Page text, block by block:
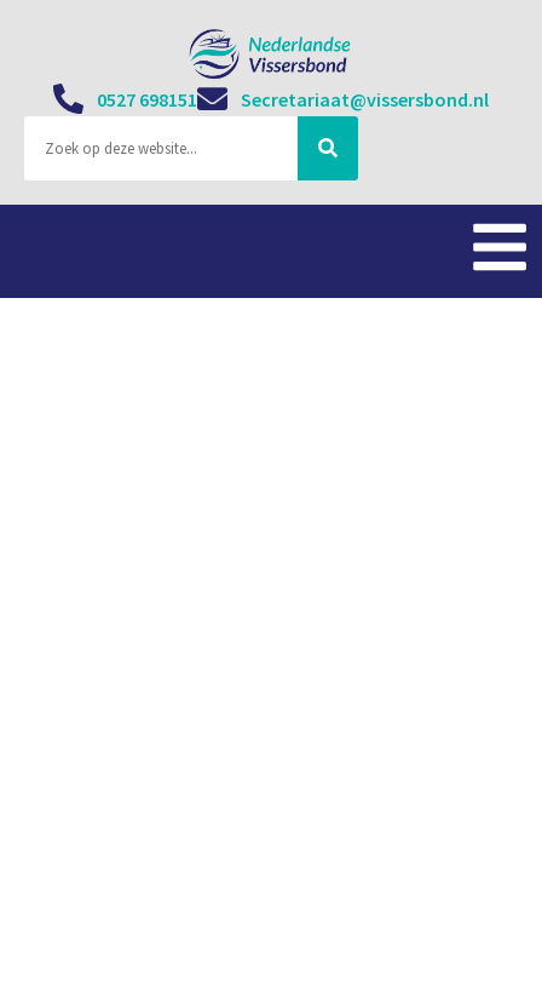
0527 698151 Secretariaat@vissersbond.nl